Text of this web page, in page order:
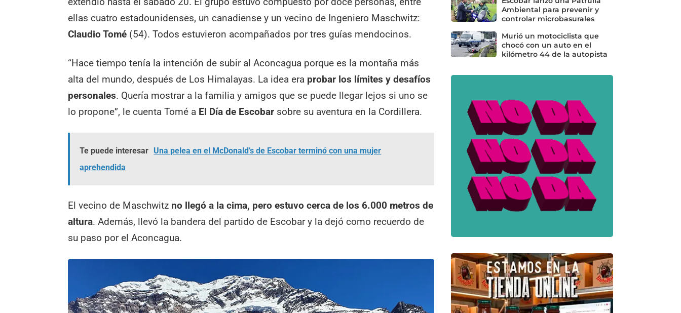
ellas cuatro estadounidenses, un canadiense y un vecino de Ingeniero Maschwitz:
Claudio Tomé (54). Todos estuvieron acompañados por tres guías mendocinos.
“Hace tiempo tenía la intención de subir al Aconcagua porque es la montaña más
alta del mundo, después de Los Himalayas. La idea era probar los límites y desafíos
personales. Quería mostrar a la familia y amigos que se puede llegar lejos si uno se
lo propone”, le cuenta Tomé a El Día de Escobar sobre su aventura en la Cordillera.
Te puede interesar Una pelea en el McDonald’s de Escobar terminó con una mujer
aprehendida
El vecino de Maschwitz no llegó a la cima, pero estuvo cerca de los 6.000 metros de
altura. Además, llevó la bandera del partido de Escobar y la dejó como recuerdo de
su paso por el Aconcagua.
Ambiental para prevenir y
controlar microbasurales
Murió un motociclista que
chocó con un auto en el
kilómetro 44 de la autopista